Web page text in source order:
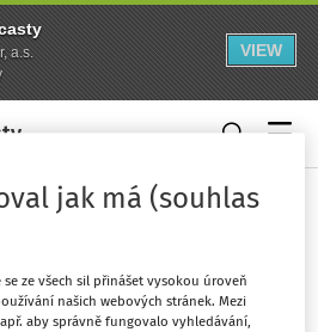
a.s.
VIEW
zabezpečení
jak má (souhlas
ze všech sil přinášet vysokou úroveň
našich webových stránek. Mezi
aby správně fungovalo vyhledávání,